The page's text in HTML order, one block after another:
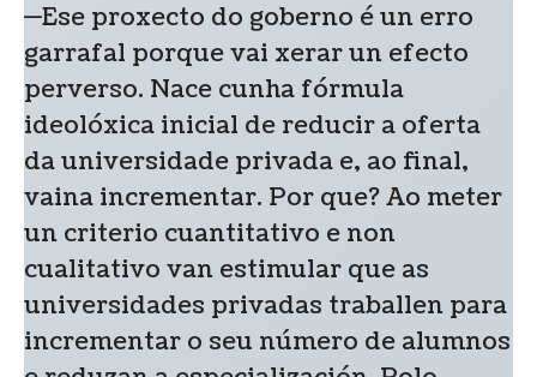
—Ese proxecto do goberno é un erro
garrafal porque vai xerar un efecto
perverso. Nace cunha fórmula
ideolóxica inicial de reducir a oferta
da universidade privada e, ao final,
vaina incrementar. Por que? Ao meter
un criterio cuantitativo e non
cualitativo van estimular que as
universidades privadas traballen para
incrementar o seu número de alumnos